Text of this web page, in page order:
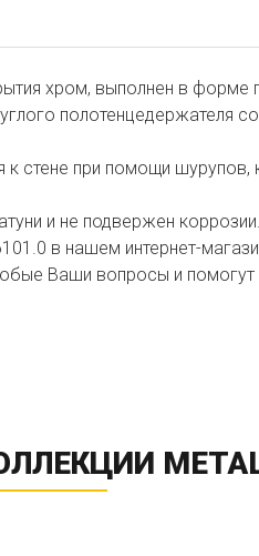
хром, выполнен в форме
полотенцедержателя
стене при помощи
и не подвержен коррозии.
в нашем интернет-
Ваши вопросы и помогут